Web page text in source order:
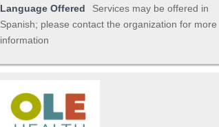
Language Offered
Services may be offered in
Spanish; please contact the organization for more
information